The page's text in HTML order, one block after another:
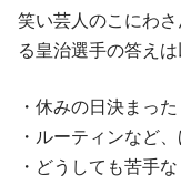
笑い芸人のこにわ
る皇治選手の答えは
・休みの日決まっ
・ルーティンなど
・どうしても苦手